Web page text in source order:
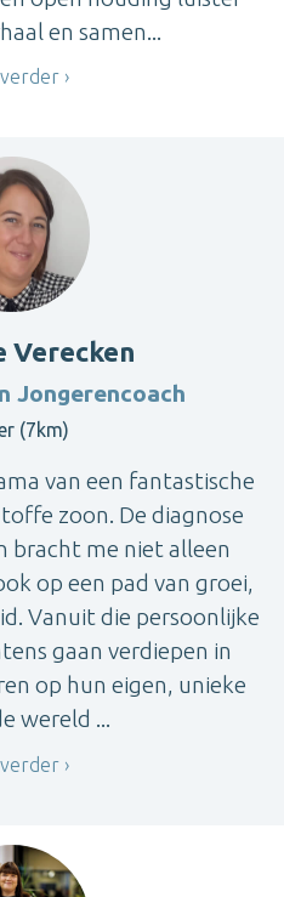
en samen...
Verecken
Jongerencoach
(7km)
van een fantastische
zoon. De diagnose
bracht me niet alleen
op een pad van groei,
Vanuit die persoonlijke
gaan verdiepen in
op hun eigen, unieke
wereld ...
verder